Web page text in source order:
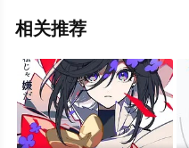
相关推荐